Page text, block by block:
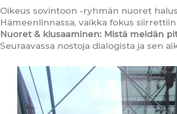
Oikeus sovintoon -ryhmän nuoret
Hämeenlinnassa, vaikka fokus
Nuoret & kiusaaminen: Mistä meidän
Seuraavassa nostoja dialogista ja sen